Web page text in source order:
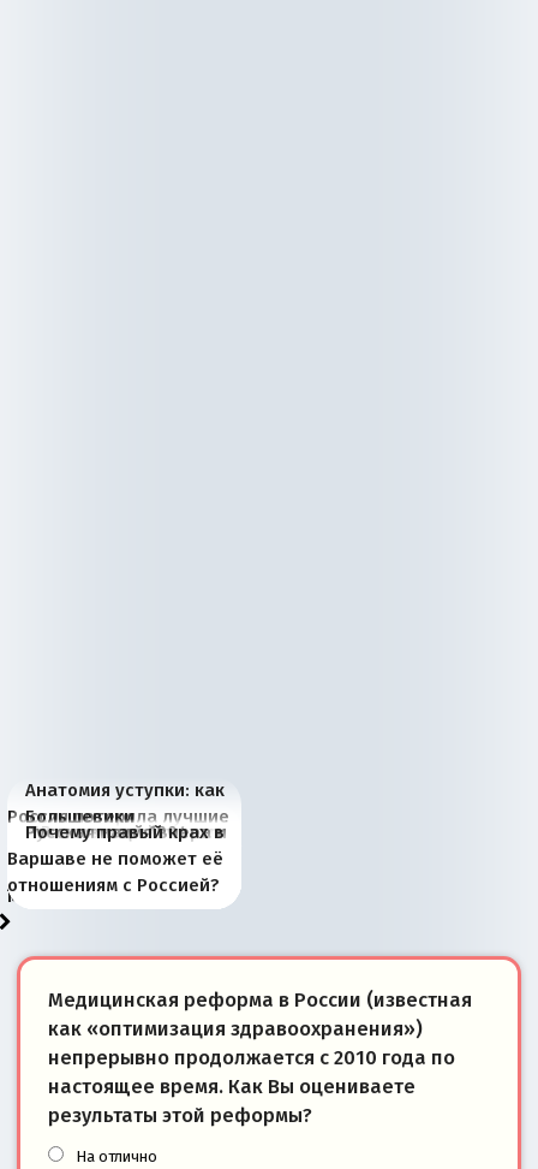
Анатомия уступки: как
Россия потеряла лучшие
рыбопромысловые
районы Баренцева
моря
Большевики
отличаются от «Яблока»
тем, что они -
победители
Киевская марионетка
Запада рассказала о
«переобувании» хозяев
В России назрели
перемены: 15 шагов к
суверенной экономике
Миграционный пожар
Европы
Россия начинает
сбрасывать балласт
Анкориджа
Россия зимой 1904
года: первые уступки во
внутренней политике
Русская нация вчера и
сегодня
Почему правый крах в
Варшаве не поможет её
отношениям с Россией?
Медицинская реформа в России (известная
как «оптимизация здравоохранения»)
непрерывно продолжается с 2010 года по
настоящее время. Как Вы оцениваете
результаты этой реформы?
На отлично